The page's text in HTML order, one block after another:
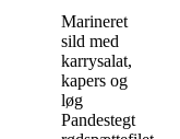
Marineret
sild med
karrysalat,
kapers og
løg
Pandestegt